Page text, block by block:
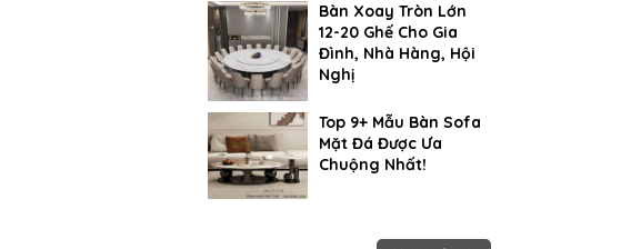
Bàn Xoay Tròn Lớn
12-20 Ghế Cho Gia
Đình, Nhà Hàng, Hội
Nghị
Top 9+ Mẫu Bàn Sofa
Mặt Đá Được Ưa
Chuộng Nhất!